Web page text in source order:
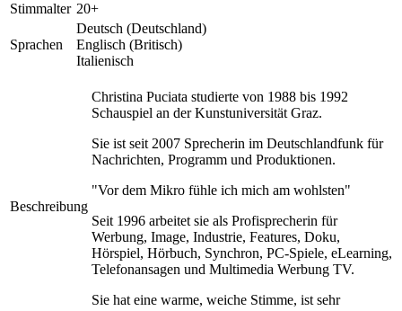
Stimmalter 20+
Sprachen
Deutsch (Deutschland)
Englisch (Britisch)
Italienisch
Beschreibung
Christina Puciata studierte von 1988 bis 1992
Schauspiel an der Kunstuniversität Graz.
Sie ist seit 2007 Sprecherin im Deutschlandfunk für
Nachrichten, Programm und Produktionen.
"Vor dem Mikro fühle ich mich am wohlsten"
Seit 1996 arbeitet sie als Profisprecherin für
Werbung, Image, Industrie, Features, Doku,
Hörspiel, Hörbuch, Synchron, PC-Spiele, eLearning,
Telefonansagen und Multimedia Werbung TV.
Sie hat eine warme, weiche Stimme, ist sehr